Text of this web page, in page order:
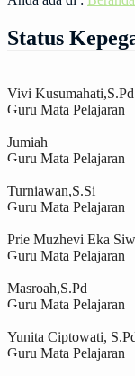
Status
Vivi Kusumahati,S.Pd
Guru Mata Pelajaran
Jumiah
Guru Mata Pelajaran
Turniawan,S.Si
Guru Mata Pelajaran
Prie Muzhevi Eka
Guru Mata Pelajaran
Masroah,S.Pd
Guru Mata Pelajaran
Yunita Ciptowati,
Guru Mata Pelajaran